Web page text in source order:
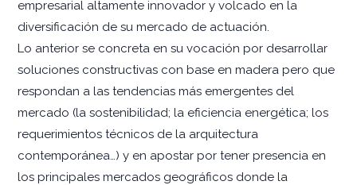
empresarial altamente innovador y volcado en la
diversificación de su mercado de actuación.
Lo anterior se concreta en su vocación por desarrollar
soluciones constructivas con base en madera pero que
respondan a las tendencias más emergentes del
mercado (la sostenibilidad; la eficiencia energética; los
requerimientos técnicos de la arquitectura
contemporánea…) y en apostar por tener presencia en
los principales mercados geográficos donde la